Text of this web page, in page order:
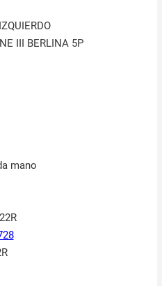
III BERLINA 5P
mano